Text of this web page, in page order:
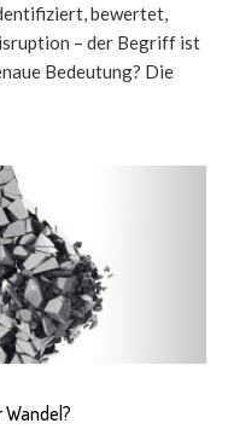
bewertet,
– der Begriff ist
Bedeutung? Die